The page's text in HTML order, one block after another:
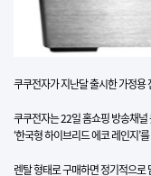
쿠쿠전자가 지난달 출시한 가정용
쿠쿠전자는 22일 홈쇼핑 방송채
‘한국형 하이브리드 에코 레인지’
렌탈 형태로 구매하면 정기적으